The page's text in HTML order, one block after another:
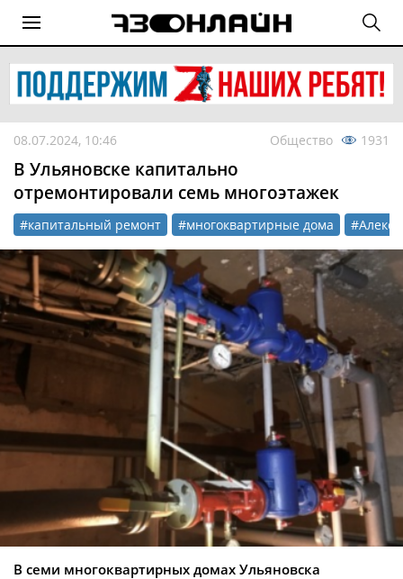
08.07.2024, 10:46 Общество 1931
В Ульяновске капитально
отремонтировали семь многоэтажек
#капитальный ремонт #многоквартирные дома
В семи многоквартирных домах Ульяновска